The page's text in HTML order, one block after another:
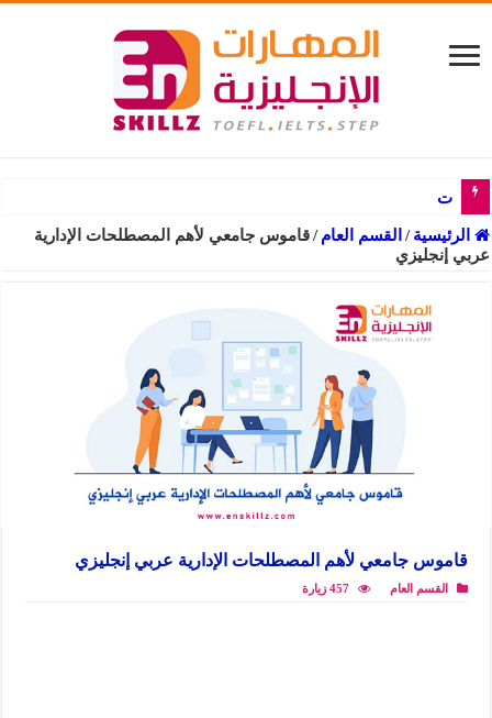
تجميعات أسئلة جرامر
الرئيسية / القسم العام / قاموس جامعي لأهم المصطلحات الإدارية
عربي إنجليزي
قاموس جامعي لأهم المصطلحات الإدارية عربي إنجليزي
القسم العام 457 زيارة